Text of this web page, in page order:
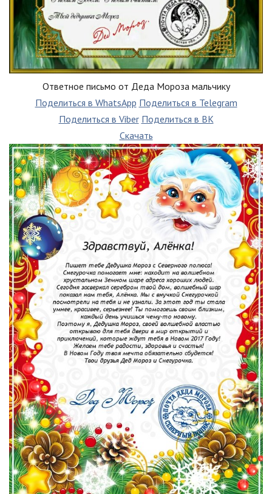
Ответное письмо от Деда Мороза мальчику
Поделиться в WhatsApp Поделиться в Telegram
Поделиться в Viber Поделиться в ВК
Скачать